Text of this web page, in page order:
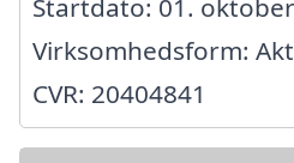
Startdato: 01.
Virksomhedsform:
CVR: 20404841